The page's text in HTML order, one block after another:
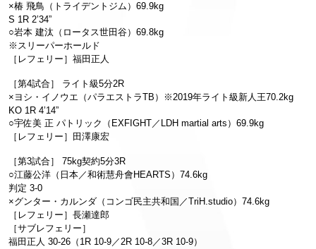
×椿 飛鳥（トライデントジム）69.9kg
S 1R 2’34”
○岩本 建汰（ロータス世田谷）69.8kg
※スリーパーホールド
［レフェリー］福田正人
［第4試合］ ライト級5分2R
×ヨシ・イノウエ（パラエストラTB）※2019年ライト級新人王70.2kg
KO 1R 4’14”
○宇佐美 正 パトリック（EXFIGHT／LDH martial arts）69.9kg
［レフェリー］田澤康宏
［第3試合］ 75kg契約5分3R
○江藤公洋（日本／和術慧舟會HEARTS）74.6kg
判定 3-0
×グンター・カルンダ（コンゴ民主共和国／TriH.studio）74.6kg
［レフェリー］長瀬達郎
［サブレフェリー］
福田正人 30-26（1R 10-9／2R 10-8／3R 10-9）